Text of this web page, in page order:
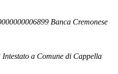
Banca Cremonese
a Comune di Cappella